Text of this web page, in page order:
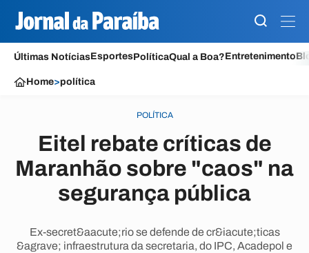
Últimas NotíciasEsportesPolíticaQual a Boa?Entretenimento
Home>política
POLÍTICA
Eitel rebate críticas de
Maranhão sobre "caos" na
segurança pública
Ex-secret&aacute;rio se defende de cr&iacute;ticas
&agrave; infraestrutura da secretaria, do IPC, Acadepol e